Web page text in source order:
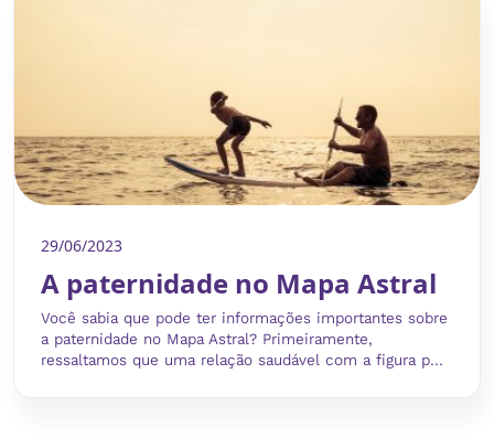
29/06/2023
A paternidade no Mapa Astral
Você sabia que pode ter informações importantes sobre
a paternidade no Mapa Astral? Primeiramente,
ressaltamos que uma relação saudável com a figura p...